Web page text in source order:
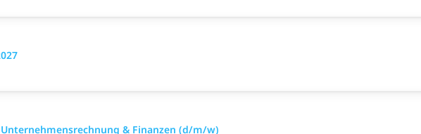
& Finanzen (d/m/w)